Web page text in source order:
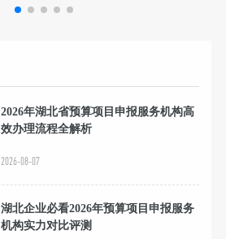
2026年湖北省预算项目申报服务机构高
效办理流程全解析
2026-08-07
湖北企业必看2026年预算项目申报服务
机构实力对比评测